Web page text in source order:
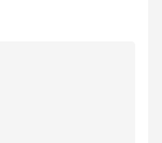
司5.施工单位项
围：施工现场所有